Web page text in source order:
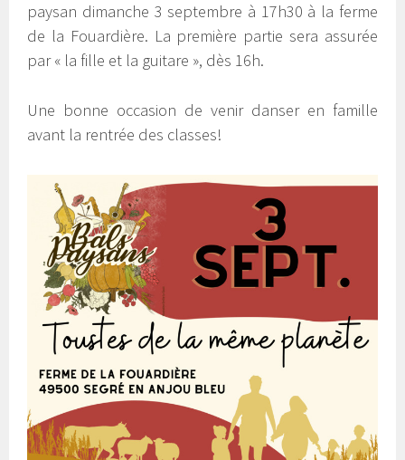
paysan dimanche 3 septembre à 17h30 à la ferme
de la Fouardière. La première partie sera assurée
par « la fille et la guitare », dès 16h.
Une bonne occasion de venir danser en famille
avant la rentrée des classes!